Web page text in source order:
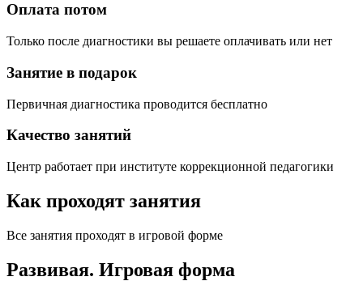
Оплата потом
Только после диагностики вы решаете оплачивать или нет
Занятие в подарок
Первичная диагностика проводится бесплатно
Качество занятий
Центр работает при институте коррекционной педагогики
Как проходят занятия
Все занятия проходят в игровой форме
Развивая. Игровая форма